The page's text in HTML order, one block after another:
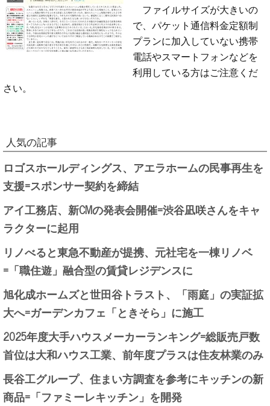
ファイルサイズが大きいの
で、パケット通信料金定額制
プランに加入していない携帯
電話やスマートフォンなどを
利用している方はご注意くだ
さい。
人気の記事
ロゴスホールディングス、アエラホームの民事再生を
支援=スポンサー契約を締結
アイ工務店、新CMの発表会開催=渋谷凪咲さんをキャ
ラクターに起用
リノべると東急不動産が提携、元社宅を一棟リノベ
=「職住遊」融合型の賃貸レジデンスに
旭化成ホームズと世田谷トラスト、「雨庭」の実証拡
大へ=ガーデンカフェ「ときそら」に施工
2025年度大手ハウスメーカーランキング=総販売戸数
首位は大和ハウス工業、前年度プラスは住友林業のみ
長谷工グループ、住まい方調査を参考にキッチンの新
商品=「ファミーレキッチン」を開発